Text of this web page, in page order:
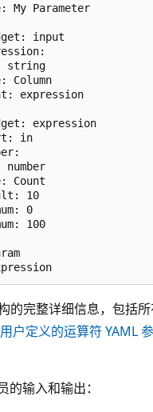
My Parameter
input
string
Column
expression
expression
in
number
Count
10
0
100
的完整详细信息，包括
用户定义的运算符 YAML
的输入和输出：